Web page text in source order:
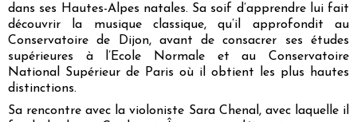
dans ses Hautes-Alpes natales. Sa soif d’apprendre lui fait
découvrir la musique classique, qu’il approfondit au
Conservatoire de Dijon, avant de consacrer ses études
supérieures à l’Ecole Normale et au Conservatoire
National Supérieur de Paris où il obtient les plus hautes
distinctions.
Sa rencontre avec la violoniste Sara Chenal, avec laquelle il